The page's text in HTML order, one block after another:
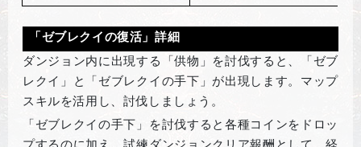
「ゼブレクイの復活」詳細
ダンジョン内に出現する「供物」を討伐すると、「ゼブ
レクイ」と「ゼブレクイの手下」が出現します。マップ
スキルを活用し、討伐しましょう。
「ゼブレクイの手下」を討伐すると各種コインをドロッ
プするのに加え、試練ダンジョンクリア報酬として、経